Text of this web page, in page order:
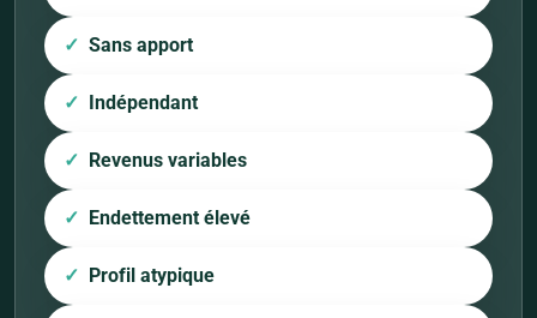
Sans apport
Indépendant
Revenus variables
Endettement élevé
Profil atypique